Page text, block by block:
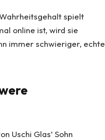
spielt
online ist, wird sie
immer schwieriger, echte
Uschi Glas’ Sohn